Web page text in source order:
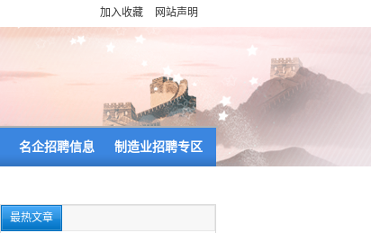
加入收藏 网站声明
名企招聘信息 制造业招聘专区
最热文章